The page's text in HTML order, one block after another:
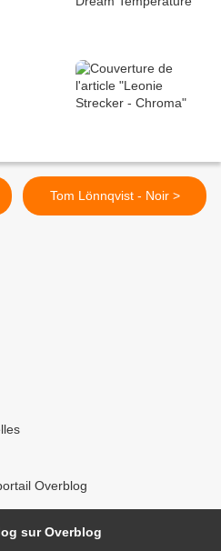
Tom Lönnqvist - Noir >
Overblog
sur Overblog